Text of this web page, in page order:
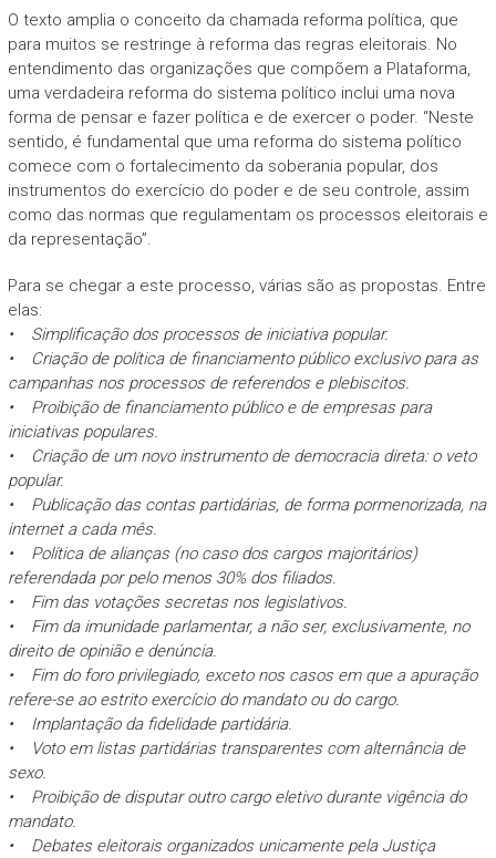
O texto amplia o conceito da chamada reforma política, que
para muitos se restringe à reforma das regras eleitorais. No
entendimento das organizações que compõem a Plataforma,
uma verdadeira reforma do sistema político inclui uma nova
forma de pensar e fazer política e de exercer o poder. “Neste
sentido, é fundamental que uma reforma do sistema político
comece com o fortalecimento da soberania popular, dos
instrumentos do exercício do poder e de seu controle, assim
como das normas que regulamentam os processos eleitorais e
da representação”.
Para se chegar a este processo, várias são as propostas. Entre
elas:
• Simplificação dos processos de iniciativa popular.
• Criação de política de financiamento público exclusivo para as
campanhas nos processos de referendos e plebiscitos.
• Proibição de financiamento público e de empresas para
iniciativas populares.
• Criação de um novo instrumento de democracia direta: o veto
popular.
• Publicação das contas partidárias, de forma pormenorizada, na
internet a cada mês.
• Política de alianças (no caso dos cargos majoritários)
referendada por pelo menos 30% dos filiados.
• Fim das votações secretas nos legislativos.
• Fim da imunidade parlamentar, a não ser, exclusivamente, no
direito de opinião e denúncia.
• Fim do foro privilegiado, exceto nos casos em que a apuração
refere-se ao estrito exercício do mandato ou do cargo.
• Implantação da fidelidade partidária.
• Voto em listas partidárias transparentes com alternância de
sexo.
• Proibição de disputar outro cargo eletivo durante vigência do
mandato.
• Debates eleitorais organizados unicamente pela Justiça